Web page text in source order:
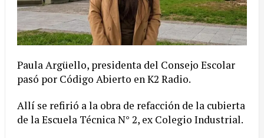
Paula Argüello, presidenta del Consejo Escolar
pasó por Código Abierto en K2 Radio.
Allí se refirió a la obra de refacción de la cubierta
de la Escuela Técnica N° 2, ex Colegio Industrial.